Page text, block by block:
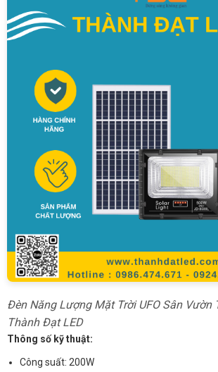
Đèn Năng Lượng Mặt Trời UFO Sân Vườn
Thành Đạt LED
Thông số kỹ thuật:
Công suất: 200W